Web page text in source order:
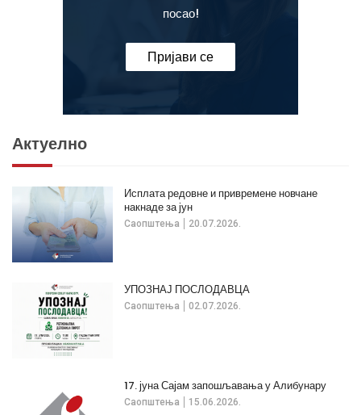
посао!
Пријави се
Актуелно
Саопштења 20.07.2026.
Исплата редовне и привремене новчане
накнаде за јун
Саопштења 02.07.2026.
УПОЗНАЈ ПОСЛОДАВЦА
Саопштења 15.06.2026.
17. јуна Сајам запошљавања у Алибунару